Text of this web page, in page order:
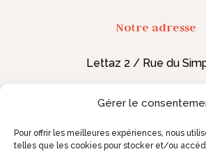
Gérer le
Pour offrir les meilleures expériences, nous
telles que les cookies pour stocker et/ou
Notre adresse
Lettaz 2 / Rue du
Nous contacter